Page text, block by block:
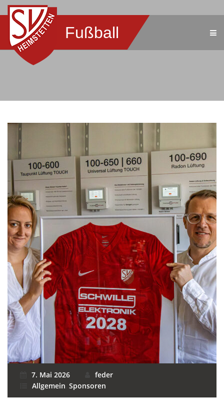
Fußball
7. Mai 2026
feder
Allgemein Sponsoren